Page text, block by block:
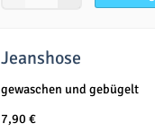
Jeanshose
gewaschen und gebügelt
7,90 €